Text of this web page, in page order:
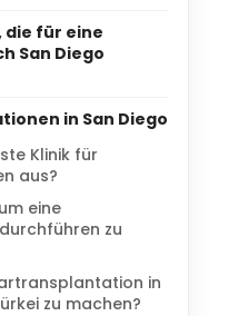
die für eine
San Diego
in San Diego
Klinik für
aus?
eine
zu
in
zu machen?